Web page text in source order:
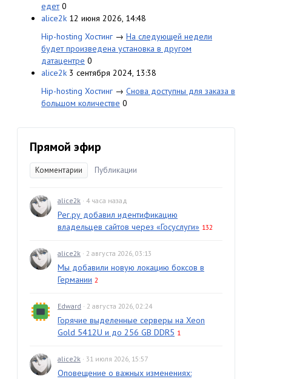
едет 0
alice2k 12 июня 2026, 14:48
Hip-hosting Хостинг → На следующей недели
будет произведена установка в другом
датацентре 0
alice2k 3 сентября 2024, 13:38
Hip-hosting Хостинг → Cнова доступны для заказа в
большом количестве 0
Прямой эфир
Комментарии Публикации
alice2k · 4 часа назад
Рег.ру добавил идентификацию
владельцев сайтов через «Госуслуги» 132
alice2k · 2 августа 2026, 03:13
Мы добавили новую локацию боксов в
Германии 2
Edward · 2 августа 2026, 02:24
Горячие выделенные серверы на Xeon
Gold 5412U и до 256 GB DDR5 1
alice2k · 31 июля 2026, 15:57
Оповещение о важных изменениях: